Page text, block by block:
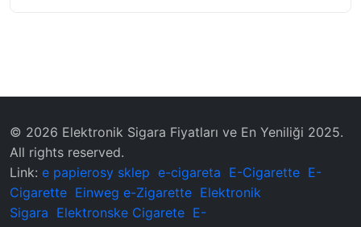
© 2026 Elektronik Sigara Fiyatları ve En Yeniliği 2025.
All rights reserved.
Link: e papierosy sklep e-cigareta E-Cigarette E-
Cigarette Einweg e-Zigarette Elektronik
Sigara Elektronske Cigarete E-